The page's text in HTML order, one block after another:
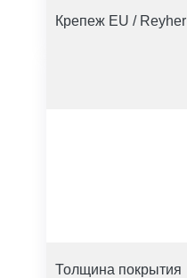
Крепеж EU / Reyher
Толщина покрытия